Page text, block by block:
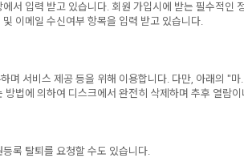
입력 받고 있습니다. 회원 가입시에 받는 필수적인
이메일 수신여부 항목을 입력 받고 있습니다.
서비스 제공 등을 위해 이용합니다. 다만, 아래의 "
법에 의하여 디스크에서 완전히 삭제하며 추후 열람
록 탈퇴를 요청할 수도 있습니다.